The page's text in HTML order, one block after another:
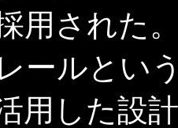
用された
ールとい
用した設